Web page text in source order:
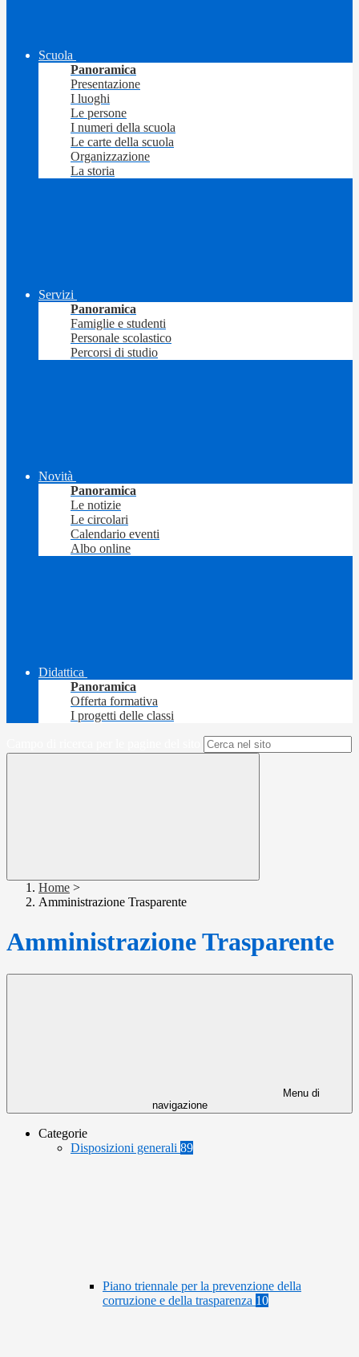
Scuola
Panoramica
Presentazione
I luoghi
Le persone
I numeri della scuola
Le carte della scuola
Organizzazione
La storia
Servizi
Panoramica
Famiglie e studenti
Personale scolastico
Percorsi di studio
Novità
Panoramica
Le notizie
Le circolari
Calendario eventi
Albo online
Didattica
Panoramica
Offerta formativa
I progetti delle classi
Home >
Amministrazione Trasparente
Amministrazione Trasparente
Menu di
navigazione
Categorie
Disposizioni generali 89
Piano triennale per la prevenzione della
corruzione e della trasparenza 10